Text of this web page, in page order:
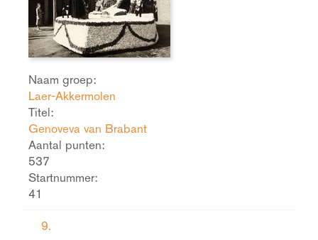
Naam groep:
Laer-Akkermolen
Titel:
Genoveva van Brabant
Aantal punten:
537
Startnummer:
41
9.